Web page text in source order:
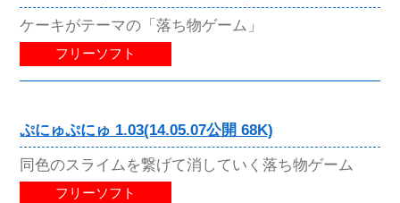
ケーキがテーマの「落ち物ゲーム」
フリーソフト
ぷにゅぷにゅ 1.03(14.05.07公開 68K)
同色のスライムを繋げて消していく落ち物ゲーム
フリーソフト